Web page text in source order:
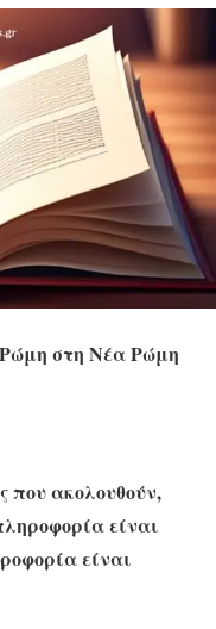
Ρώμη στη Νέα Ρώμη
που ακολουθούν,
είναι
είναι